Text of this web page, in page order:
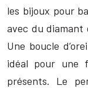
les bijoux pour
avec du diamant
Une boucle
idéal pour une
présents. Le